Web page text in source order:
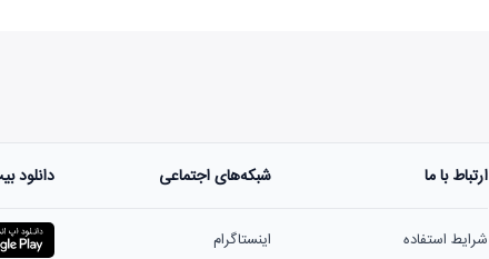
ارتباط با ما
شرایط استفاده
شبکه‌های اجتماعی
اینستاگرام
دانلود